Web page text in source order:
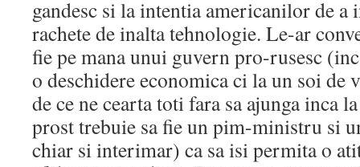
gandesc si la intentia americanilor de a
rachete de inalta tehnologie. Le-ar
fie pe mana unui guvern pro-rusesc
o deschidere economica ci la un soi de
de ce ne cearta toti fara sa ajunga inca
prost trebuie sa fie un pim-ministru si
chiar si interimar) ca sa isi permita o